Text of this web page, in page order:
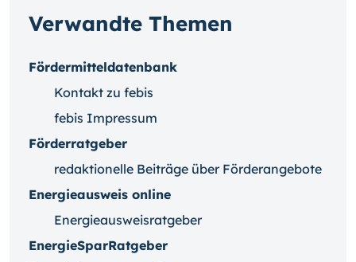
Verwandte Themen
Fördermitteldatenbank
Kontakt zu febis
febis Impressum
Förderratgeber
redaktionelle Beiträge über Förderangebote
Energieausweis online
Energieausweisratgeber
EnergieSparRatgeber